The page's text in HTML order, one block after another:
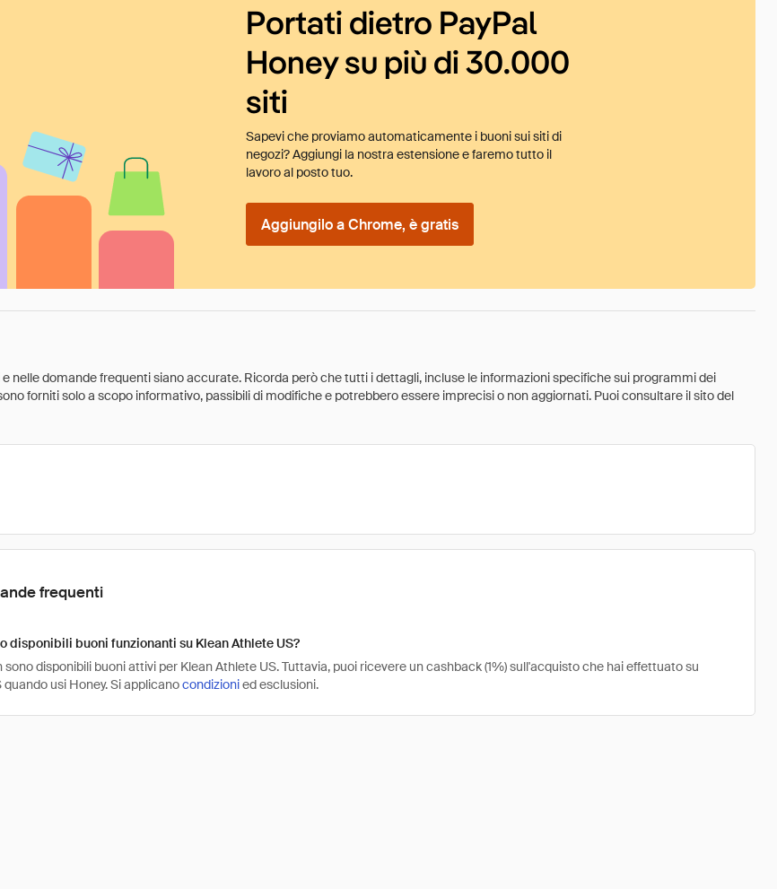
Portati dietro PayPal
Honey su più di 30.000
siti
Sapevi che proviamo automaticamente i buoni sui siti di
negozi? Aggiungi la nostra estensione e faremo tutto il
lavoro al posto tuo.
Aggiungilo a Chrome, è gratis
nelle domande frequenti siano accurate. Ricorda però che tutti i dettagli, incluse le informazioni specifiche sui programmi dei
forniti solo a scopo informativo, passibili di modifiche e potrebbero essere imprecisi o non aggiornati. Puoi consultare il sito del
frequenti
disponibili buoni funzionanti su Klean Athlete US?
disponibili buoni attivi per Klean Athlete US. Tuttavia, puoi ricevere un cashback (1%) sull'acquisto che hai effettuato su
usi Honey. Si applicanocondizionied esclusioni.